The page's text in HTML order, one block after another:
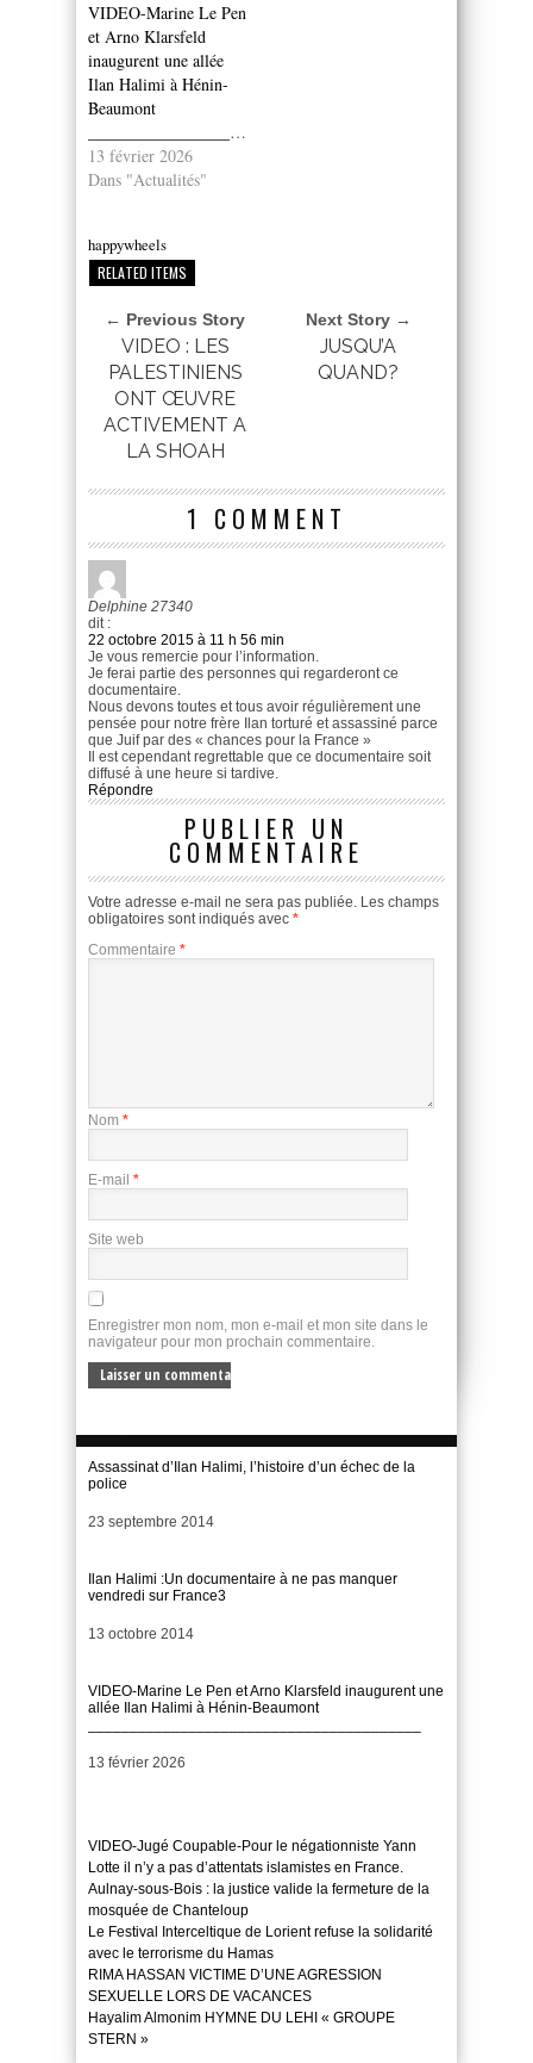
VIDEO-Marine Le Pen
et Arno Klarsfeld
inaugurent une allée
Ilan Halimi à Hénin-
Beaumont
________________________________________
13 février 2026
Dans "Actualités"
happywheels
RELATED ITEMS
← Previous Story
VIDEO : LES
PALESTINIENS
ONT ŒUVRE
ACTIVEMENT A
LA SHOAH
Next Story →
JUSQU’A
QUAND?
1 COMMENT
Delphine 27340
dit :
22 octobre 2015 à 11 h 56 min
Je vous remercie pour l’information.
Je ferai partie des personnes qui regarderont ce
documentaire.
Nous devons toutes et tous avoir régulièrement une
pensée pour notre frère Ilan torturé et assassiné parce
que Juif par des « chances pour la France »
Il est cependant regrettable que ce documentaire soit
diffusé à une heure si tardive.
Répondre
PUBLIER UN
COMMENTAIRE
Votre adresse e-mail ne sera pas publiée. Les champs
obligatoires sont indiqués avec *
Commentaire *
Nom *
E-mail *
Site web
Enregistrer mon nom, mon e-mail et mon site dans le
navigateur pour mon prochain commentaire.
Assassinat d’Ilan Halimi, l’histoire d’un échec de la
police
Date
23 septembre 2014
Ilan Halimi :Un documentaire à ne pas manquer
vendredi sur France3
Date
13 octobre 2014
VIDEO-Marine Le Pen et Arno Klarsfeld inaugurent une
allée Ilan Halimi à Hénin-Beaumont
Date
13 février 2026
VIDEO-Jugé Coupable-Pour le négationniste Yann
Lotte il n’y a pas d’attentats islamistes en France.
Aulnay-sous-Bois : la justice valide la fermeture de la
mosquée de Chanteloup
Le Festival Interceltique de Lorient refuse la solidarité
avec le terrorisme du Hamas
RIMA HASSAN VICTIME D’UNE AGRESSION
SEXUELLE LORS DE VACANCES
Hayalim Almonim HYMNE DU LEHI « GROUPE
STERN »